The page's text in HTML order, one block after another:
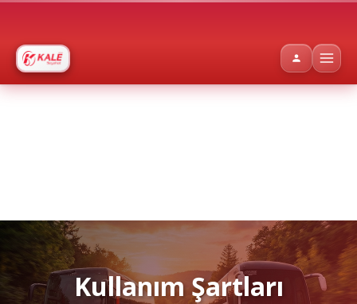
Kullanım Şartları